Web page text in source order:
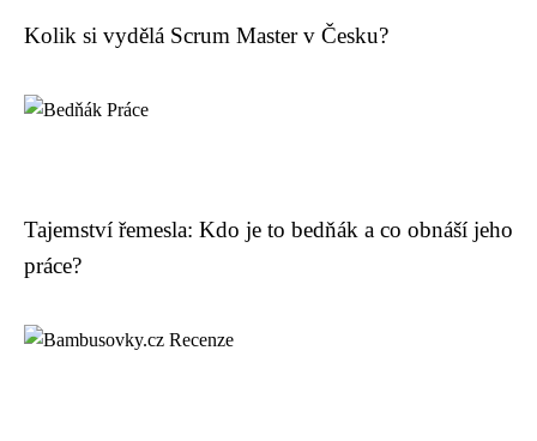
Kolik si vydělá Scrum Master v Česku?
Tajemství řemesla: Kdo je to bedňák a co obnáší jeho
práce?